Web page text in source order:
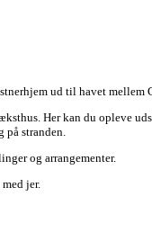
ud til havet mellem
Her kan du opleve
stranden.
og arrangementer.
jer.